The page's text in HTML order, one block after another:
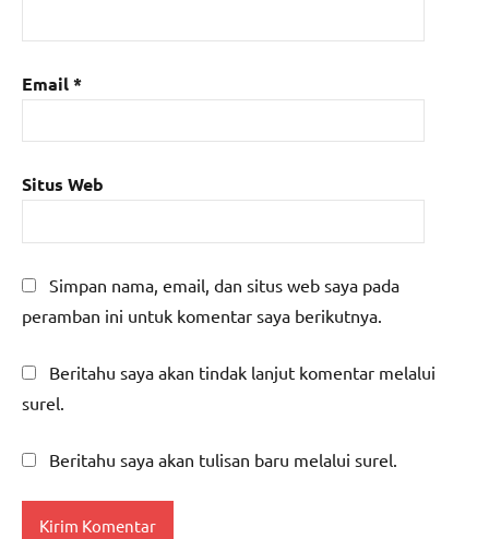
Email*
Situs Web
Simpan nama, email, dan situs web saya pada
peramban ini untuk komentar saya berikutnya.
Beritahu saya akan tindak lanjut komentar melalui
surel.
Beritahu saya akan tulisan baru melalui surel.